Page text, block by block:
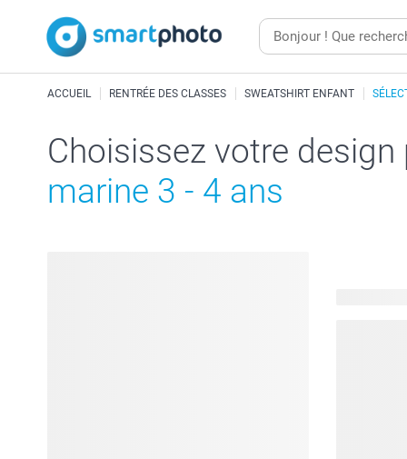
ACCUEIL RENTRÉE DES CLASSES SWEATSHIRT ENFANT
Choisissez votre
marine 3 - 4 ans